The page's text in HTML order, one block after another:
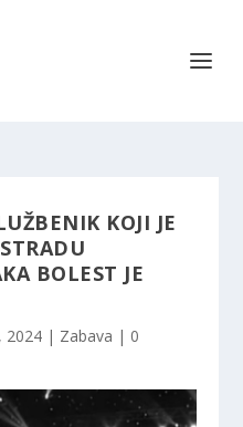
KOJI JE
BOLEST JE
2024 | Zabava | 0